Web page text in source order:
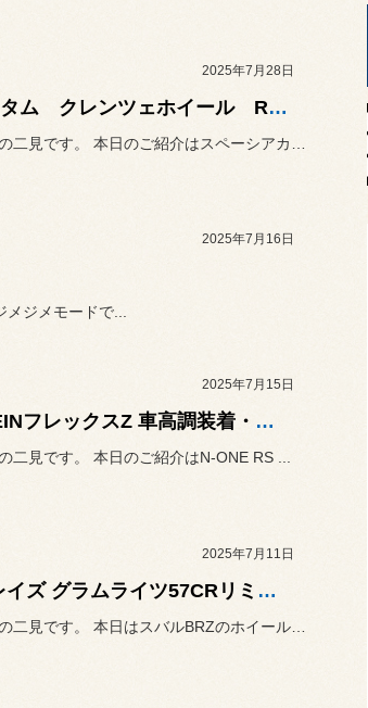
2025年7月28日
スペーシアカスタム クレンツェホイール RSR Ti2000 ダウンサス・四輪アライメント調整
こんにちは、スタッフの二見です。 本日のご紹介はスペーシアカスタム...
2025年7月16日
メジメモードで...
2025年7月15日
N-ONE RS TEINフレックスZ 車高調装着・四輪アライメント調整
二見です。 本日のご紹介はN-ONE RS ...
2025年7月11日
スバル BRZ レイズ グラムライツ57CRリミテッド装着